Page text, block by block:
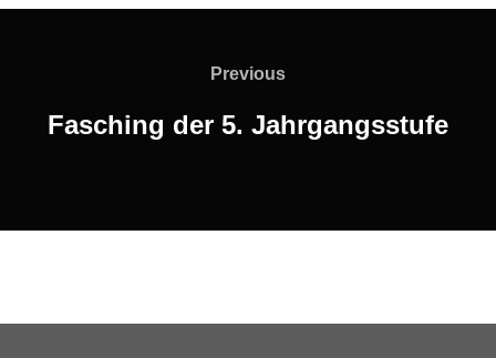
Previous
Previous
Fasching der 5. Jahrgangsstufe